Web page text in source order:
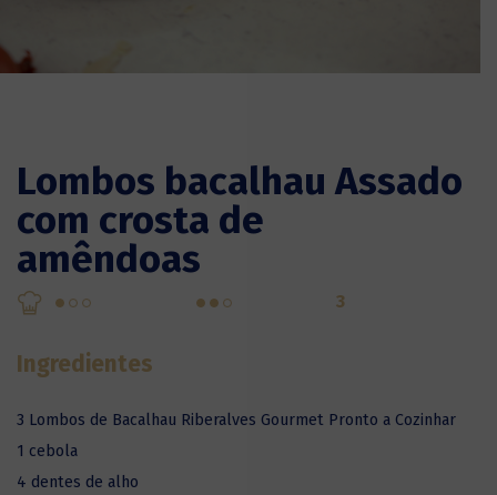
Lombos bacalhau Assado
com crosta de
amêndoas
3
Ingredientes
3 Lombos de Bacalhau Riberalves Gourmet Pronto a Cozinhar
1 cebola
4 dentes de alho